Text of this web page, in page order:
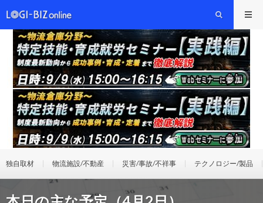
独自取材 物流施設/不動産 災害/事故/不祥事 テクノロジー/製品